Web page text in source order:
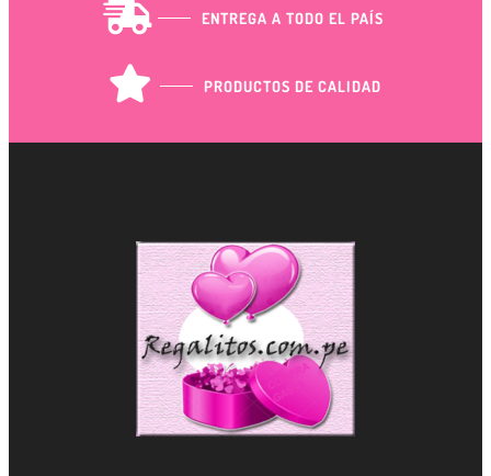
ENTREGA A TODO EL PAÍS
PRODUCTOS DE CALIDAD